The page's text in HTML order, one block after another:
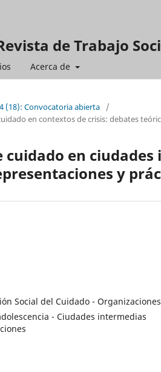
de Trabajo
Acerca de
(18): Convocatoria abierta
/
en contextos de crisis: debates
cuidado en
y
Social del Cuidado - Organizaciones
- Ciudades intermedias